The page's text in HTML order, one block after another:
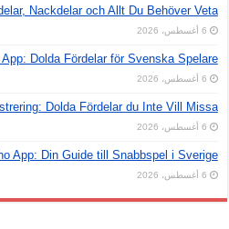
Nackdelar och Allt Du Behöver Veta
6 أغسطس، 2026
Dolda Fördelar för Svenska Spelare
6 أغسطس، 2026
Dolda Fördelar du Inte Vill Missa
6 أغسطس، 2026
App: Din Guide till Snabbspel i Sverige
6 أغسطس، 2026